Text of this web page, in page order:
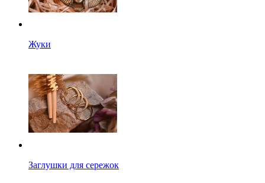
Жуки
Заглушки для сережок